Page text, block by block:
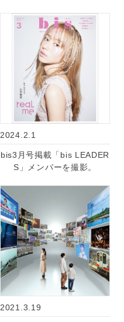
2024.2.1
bis3月号掲載「bis LEADER
S」メンバーを撮影。
2021.3.19